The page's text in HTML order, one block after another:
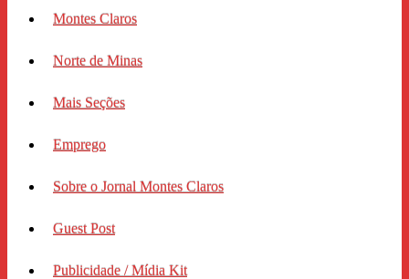
Montes Claros
Norte de Minas
Mais Seções
Emprego
Sobre o Jornal Montes Claros
Guest Post
Publicidade / Mídia Kit